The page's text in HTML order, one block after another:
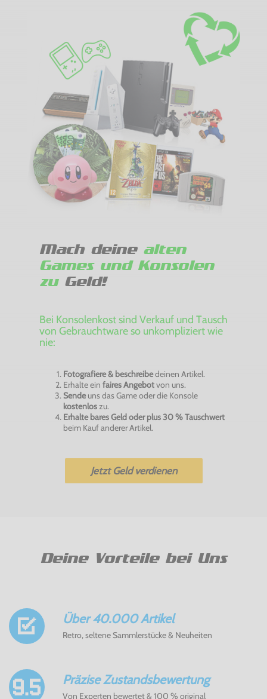
Mach deine alten
Games und Konsolen
zuGeld!
Bei Konsolenkost sind Verkauf und Tausch
von Gebrauchtware so unkompliziert wie
nie:
Fotografiere & beschreibedeinen Artikel.
Erhalte ein faires Angebotvon uns.
Sendeuns das Game oder die Konsole
kostenloszu.
Erhalte bares Geld oder plus 30 % Tauschwert
beim Kauf anderer Artikel.
Jetzt Geld verdienen
Deine Vorteile bei Uns
Über 40.000 Artikel
Retro, seltene Sammlerstücke & Neuheiten
Präzise Zustandsbewertung
Von Experten bewertet & 100 % original